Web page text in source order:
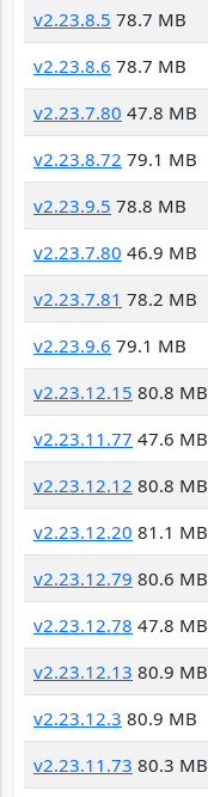
v2.23.8.5 78.7 MB
v2.23.8.6 78.7 MB
v2.23.7.80 47.8 MB
v2.23.8.72 79.1 MB
v2.23.9.5 78.8 MB
v2.23.7.80 46.9 MB
v2.23.7.81 78.2 MB
v2.23.9.6 79.1 MB
v2.23.12.15 80.8 MB
v2.23.11.77 47.6 MB
v2.23.12.12 80.8 MB
v2.23.12.20 81.1 MB
v2.23.12.79 80.6 MB
v2.23.12.78 47.8 MB
v2.23.12.13 80.9 MB
v2.23.12.3 80.9 MB
v2.23.11.73 80.3 MB